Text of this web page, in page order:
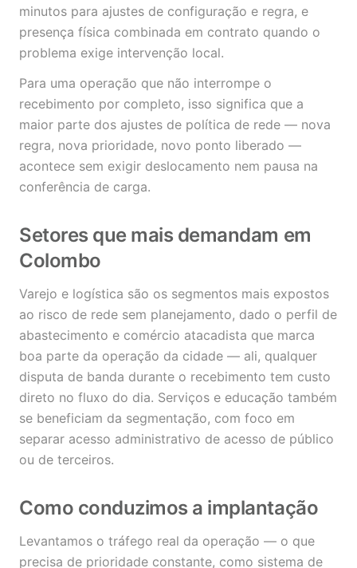
minutos para ajustes de configuração e regra, e
presença física combinada em contrato quando o
problema exige intervenção local.
Para uma operação que não interrompe o
recebimento por completo, isso significa que a
maior parte dos ajustes de política de rede — nova
regra, nova prioridade, novo ponto liberado —
acontece sem exigir deslocamento nem pausa na
conferência de carga.
Setores que mais demandam em
Colombo
Varejo e logística são os segmentos mais expostos
ao risco de rede sem planejamento, dado o perfil de
abastecimento e comércio atacadista que marca
boa parte da operação da cidade — ali, qualquer
disputa de banda durante o recebimento tem custo
direto no fluxo do dia. Serviços e educação também
se beneficiam da segmentação, com foco em
separar acesso administrativo de acesso de público
ou de terceiros.
Como conduzimos a implantação
Levantamos o tráfego real da operação — o que
precisa de prioridade constante, como sistema de